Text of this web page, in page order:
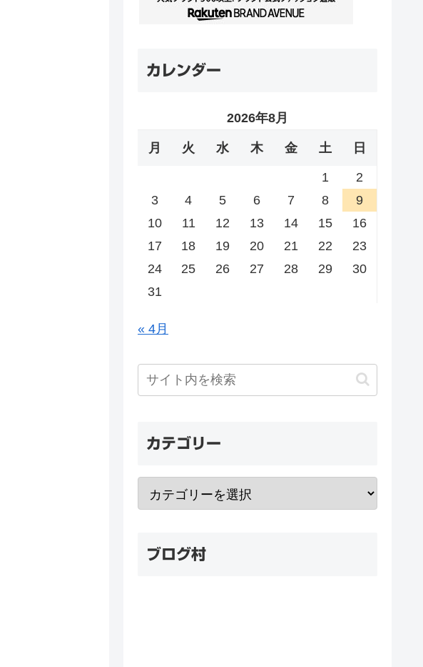
カレンダー
2026年8月
月 火 水 木 金 土 日
1
2
3
4 5 6 7 8
9
10
11 12 13 14 15
16
17
18 19 20 21 22
23
24
25 26 27 28 29
30
31
« 4月
カテゴリー
ブログ村